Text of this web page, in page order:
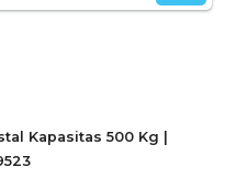
Kapasitas 500 Kg |